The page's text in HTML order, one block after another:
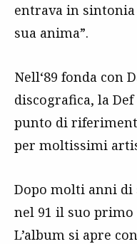
entrava in
sua anima”.
Nell‘89 fonda con
discografica, la
punto di
per moltissimi
Dopo molti anni
nel 91 il suo primo
L’album si apre